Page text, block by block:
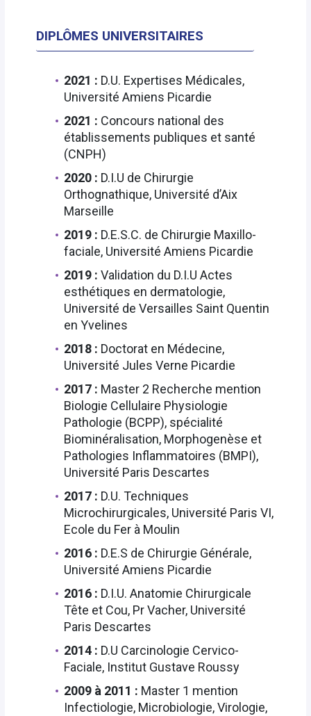
DIPLÔMES UNIVERSITAIRES
2021 : D.U. Expertises Médicales,
Université Amiens Picardie
2021 : Concours national des
établissements publiques et santé
(CNPH)
2020 : D.I.U de Chirurgie
Orthognathique, Université d’Aix
Marseille
2019 : D.E.S.C. de Chirurgie Maxillo-
faciale, Université Amiens Picardie
2019 : Validation du D.I.U Actes
esthétiques en dermatologie,
Université de Versailles Saint Quentin
en Yvelines
2018 : Doctorat en Médecine,
Université Jules Verne Picardie
2017 : Master 2 Recherche mention
Biologie Cellulaire Physiologie
Pathologie (BCPP), spécialité
Biominéralisation, Morphogenèse et
Pathologies Inflammatoires (BMPI),
Université Paris Descartes
2017 : D.U. Techniques
Microchirurgicales, Université Paris VI,
Ecole du Fer à Moulin
2016 : D.E.S de Chirurgie Générale,
Université Amiens Picardie
2016 : D.I.U. Anatomie Chirurgicale
Tête et Cou, Pr Vacher, Université
Paris Descartes
2014 : D.U Carcinologie Cervico-
Faciale, Institut Gustave Roussy
2009 à 2011 : Master 1 mention
Infectiologie, Microbiologie, Virologie,